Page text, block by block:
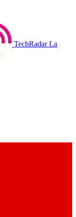
TechRadar La